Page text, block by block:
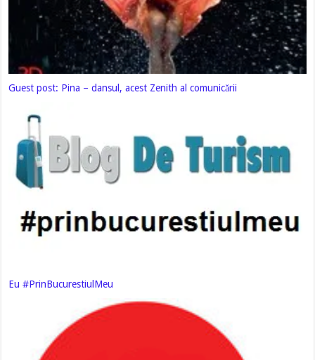
Guest post: Pina – dansul, acest Zenith al comunicării
Eu #PrinBucurestiulMeu